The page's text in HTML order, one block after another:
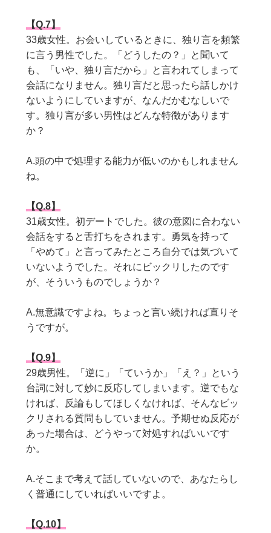
【Q.7】
33歳女性。お会いしているときに、独り言を頻繁
に言う男性でした。「どうしたの？」と聞いて
も、「いや、独り言だから」と言われてしまって
会話になりません。独り言だと思ったら話しかけ
ないようにしていますが、なんだかむなしいで
す。独り言が多い男性はどんな特徴があります
か？
A.頭の中で処理する能力が低いのかもしれません
ね。
【Q.8】
31歳女性。初デートでした。彼の意図に合わない
会話をすると舌打ちをされます。勇気を持って
「やめて」と言ってみたところ自分では気づいて
いないようでした。それにビックリしたのです
が、そういうものでしょうか？
A.無意識ですよね。ちょっと言い続ければ直りそ
うですが。
【Q.9】
29歳男性。「逆に」「ていうか」「え？」という
台詞に対して妙に反応してしまいます。逆でもな
ければ、反論もしてほしくなければ、そんなビッ
クリされる質問もしていません。予期せぬ反応が
あった場合は、どうやって対処すればいいです
か。
A.そこまで考えて話していないので、あなたらし
く普通にしていればいいですよ。
【Q.10】